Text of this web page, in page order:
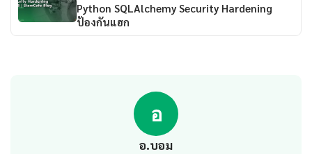
Python SQLAlchemy Security Hardening
ป้องกันแฮก
อ
อ.บอม